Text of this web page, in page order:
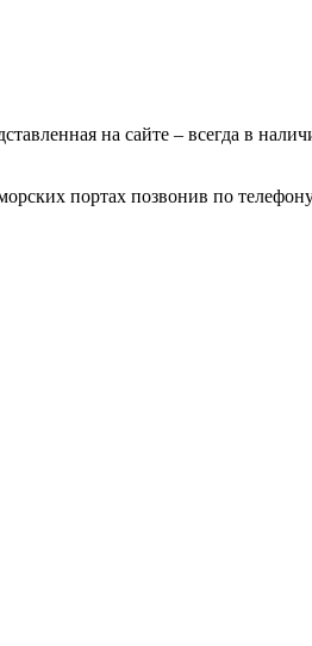
на сайте – всегда в
портах позвонив по